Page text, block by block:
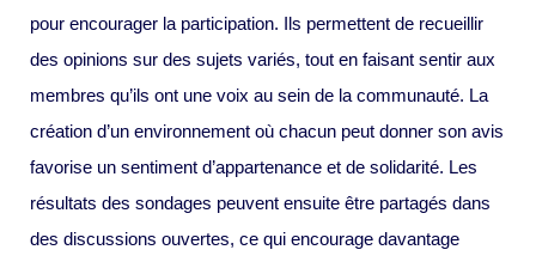
pour encourager la participation. Ils permettent de recueillir
des opinions sur des sujets variés, tout en faisant sentir aux
membres qu’ils ont une voix au sein de la communauté. La
création d’un environnement où chacun peut donner son avis
favorise un sentiment d’appartenance et de solidarité. Les
résultats des sondages peuvent ensuite être partagés dans
des discussions ouvertes, ce qui encourage davantage